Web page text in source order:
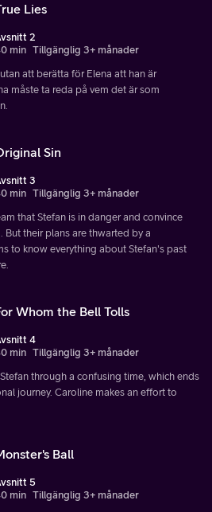
Lies
2
min Tillgänglig 3+ månader
att berätta för Elena att han är
måste ta reda på vem det är som
Sin
3
min Tillgänglig 3+ månader
that Stefan is in danger and convince
their plans are thwarted by a
to know everything about Stefan's past
Whom the Bell Tolls
4
min Tillgänglig 3+ månader
through a confusing time, which ends
journey. Caroline makes an effort to
Ball
5
min Tillgänglig 3+ månader